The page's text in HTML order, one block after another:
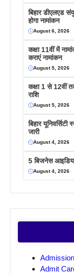
बिहार डीएलएड
होगा नामांकन
August 6, 2026
कक्षा 11वीं में
कराएं नामांकन
August 5, 2026
कक्षा 1 से 12वीं
राशि
August 5, 2026
बिहार
जारी
August 4, 2026
5 बिजनेस
August 4, 2026
Admission
Admit